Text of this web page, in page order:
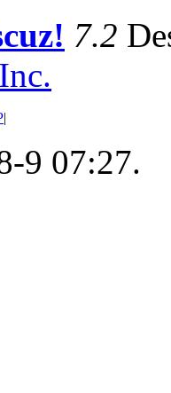
7.2
|
9 07:27.